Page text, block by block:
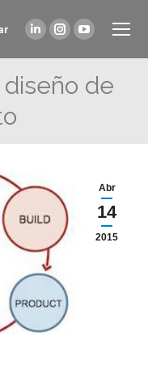
Linkedin
page
opens
Instagram
page
opens
YouTube
page
opens
de
Abr
14
2015